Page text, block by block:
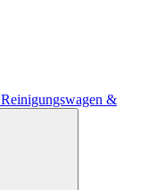
Reinigungswagen &